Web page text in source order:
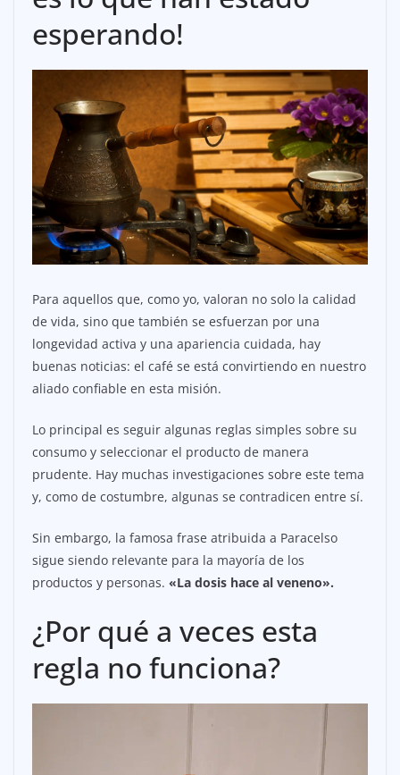
esperando!
Para aquellos que, como yo, valoran no solo la calidad
de vida, sino que también se esfuerzan por una
longevidad activa y una apariencia cuidada, hay
buenas noticias: el café se está convirtiendo en nuestro
aliado confiable en esta misión.
Lo principal es seguir algunas reglas simples sobre su
consumo y seleccionar el producto de manera
prudente. Hay muchas investigaciones sobre este tema
y, como de costumbre, algunas se contradicen entre sí.
Sin embargo, la famosa frase atribuida a Paracelso
sigue siendo relevante para la mayoría de los
productos y personas. «La dosis hace al veneno».
¿Por qué a veces esta
regla no funciona?